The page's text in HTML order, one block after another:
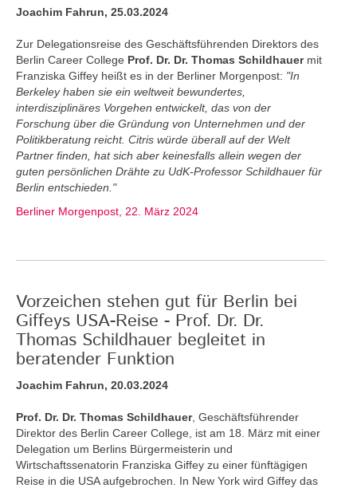
Joachim Fahrun, 25.03.2024
Zur Delegationsreise des Geschäftsführenden Direktors des
Berlin Career College Prof. Dr. Dr. Thomas Schildhauermit
Franziska Giffey heißt es in der Berliner Morgenpost: "In
Berkeley haben sie ein weltweit bewundertes,
interdisziplinäres Vorgehen entwickelt, das von der
Forschung über die Gründung von Unternehmen und der
Politikberatung reicht. Citris würde überall auf der Welt
Partner finden, hat sich aber keinesfalls allein wegen der
guten persönlichen Drähte zu UdK-Professor Schildhauer für
Berlin entschieden."
Berliner Morgenpost, 22. März 2024
Vorzeichen stehen gut für Berlin bei
Giffeys USA-Reise - Prof. Dr. Dr.
Thomas Schildhauer begleitet in
beratender Funktion
Joachim Fahrun, 20.03.2024
Prof. Dr. Dr. Thomas Schildhauer, Geschäftsführender
Direktor des Berlin Career College, ist am 18. März mit einer
Delegation um Berlins Bürgermeisterin und
Wirtschaftssenatorin Franziska Giffey zu einer fünftägigen
Reise in die USA aufgebrochen. In New York wird Giffey das